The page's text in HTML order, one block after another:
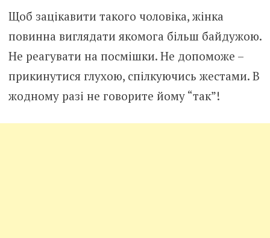
Щоб зацікавити такого чоловіка, жінка
повинна виглядати якомога більш байдужою.
Не реагувати на посмішки. Не допоможе –
прикинутися глухою, спілкуючись жестами. В
жодному разі не говорите йому “так”!